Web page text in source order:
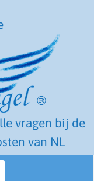
vragen bij de
van NL